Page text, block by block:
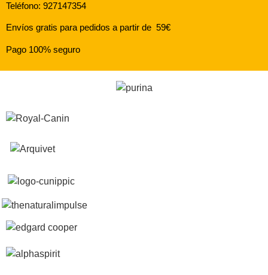
Teléfono: 927147354
Envíos gratis para pedidos a partir de 59€
Pago 100% seguro